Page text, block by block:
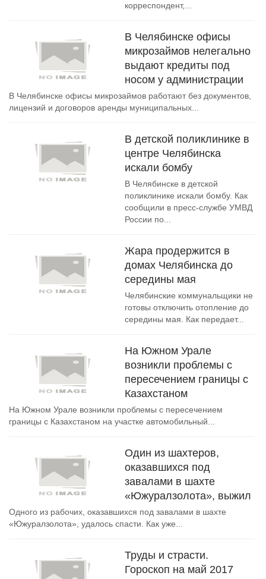
корреспондент,...
В Челябинске офисы
микрозаймов нелегально
выдают кредиты под
носом у администрации
В Челябинске офисы микрозаймов работают без документов,
лицензий и договоров аренды муниципальных...
В детской поликлинике в
центре Челябинска
искали бомбу
В Челябинске в детской
поликлинике искали бомбу. Как
сообщили в пресс-службе УМВД
России по...
Жара продержится в
домах Челябинска до
середины мая
Челябинские коммунальщики не
готовы отключить отопление до
середины мая. Как передает...
На Южном Урале
возникли проблемы с
пересечением границы с
Казахстаном
На Южном Урале возникли проблемы с пересечением
границы с Казахстаном на участке автомобильный...
Один из шахтеров,
оказавшихся под
завалами в шахте
«Южуралзолота», выжил
Одного из рабочих, оказавшихся под завалами в шахте
«Южуралзолота», удалось спасти. Как уже...
Труды и страсти.
Гороскоп на май 2017